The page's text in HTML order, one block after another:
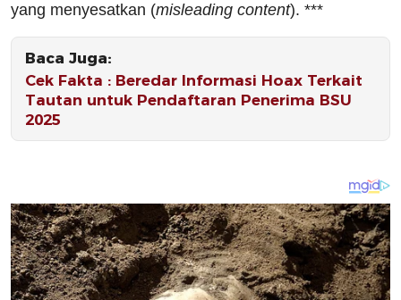
yang menyesatkan (misleading content). ***
Baca Juga:
Cek Fakta : Beredar Informasi Hoax Terkait
Tautan untuk Pendaftaran Penerima BSU
2025